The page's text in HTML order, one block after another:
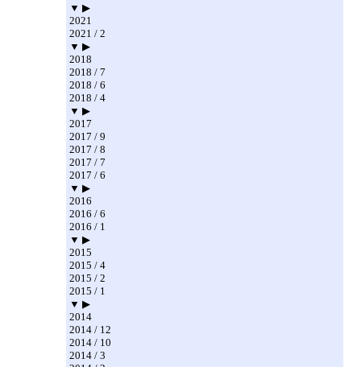
▼ ▶
2021
2021 / 2
▼ ▶
2018
2018 / 7
2018 / 6
2018 / 4
▼ ▶
2017
2017 / 9
2017 / 8
2017 / 7
2017 / 6
▼ ▶
2016
2016 / 6
2016 / 1
▼ ▶
2015
2015 / 4
2015 / 2
2015 / 1
▼ ▶
2014
2014 / 12
2014 / 10
2014 / 3